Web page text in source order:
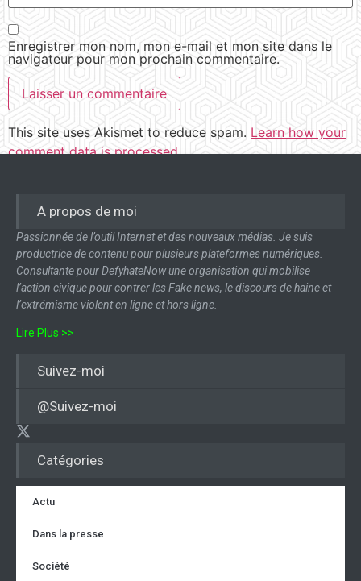
Enregistrer mon nom, mon e-mail et mon site dans le
navigateur pour mon prochain commentaire.
This site uses Akismet to reduce spam. Learn how your
comment data is processed.
Catégories
Actu
Dans la presse
Société
A propos de moi
Passionnée de l’outil Internet et des nouveaux médias. Je suis
productrice de contenu pour plusieurs plateformes numériques.
Consultante pour DefyhateNow une organisation qui mobilise
l’action civique pour contrer les Fake news, le discours de haine et
l’extrémisme violent en ligne et hors ligne.
Lire Plus >>
Suivez-moi
@Suivez-moi